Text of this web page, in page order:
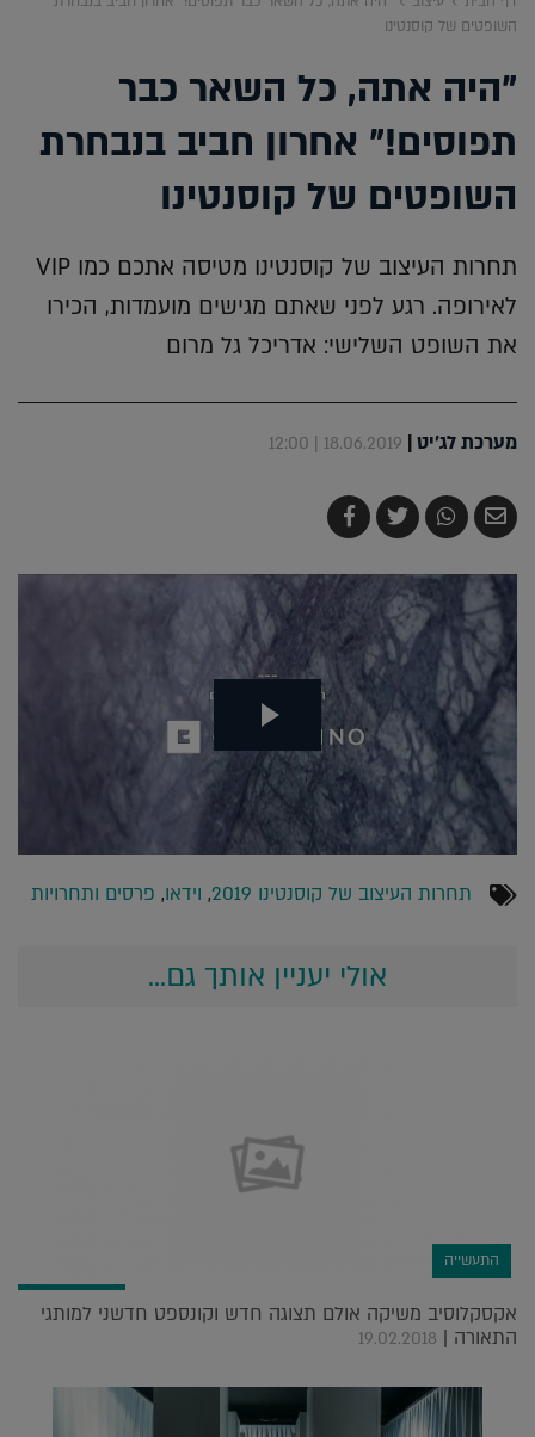
השופטים של קוסנטינו
"היה אתה, כל השאר כבר
תפוסים!" אחרון חביב בנבחרת
השופטים של קוסנטינו
תחרות העיצוב של קוסנטינו מטיסה אתכם כמו VIP
לאירופה. רגע לפני שאתם מגישים מועמדות, הכירו
את השופט השלישי: אדריכל גל מרום
מערכת לג'יט|
18.06.2019 | 12:00
שלח
בדואר
שתף
ב-
צייץ
ב-
שתף
ב-
תחרות העיצוב של קוסנטינו 2019 , וידאו, פרסים ותחרויות
אולי יעניין אותך גם...
התעשייה
אקסקלוסיב משיקה אולם תצוגה חדש וקונספט חדשני למותגי
התאורה | 19.02.2018